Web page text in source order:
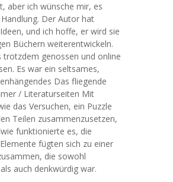
aber ich wünsche mir, es
Der Autor hat
und ich hoffe, er wird sie
Büchern weiterentwickeln.
trotzdem genossen und online
Es war ein seltsames,
Das fliegende
/ Literaturseiten Mit
das Versuchen, ein Puzzle
Teilen zusammenzusetzen,
funktionierte es, die
fügten sich zu einer
die sowohl
auch denkwürdig war.